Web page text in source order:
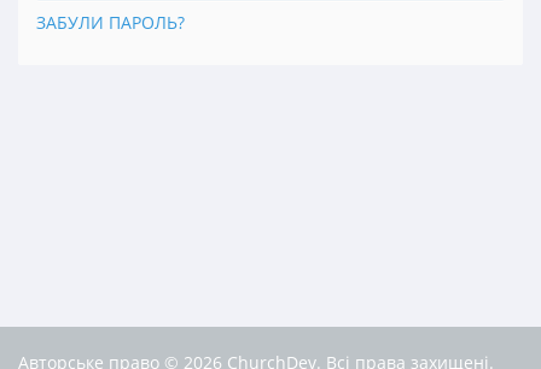
ЗАБУЛИ ПАРОЛЬ?
Авторське право © 2026 ChurchDev. Всі права захищені.